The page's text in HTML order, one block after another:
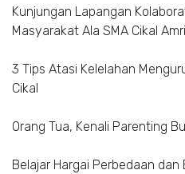
Kunjungan Lapangan
Masyarakat Ala SMA Cikal
3 Tips Atasi Kelelahan
Cikal
Orang Tua, Kenali Parenting
Belajar Hargai Perbedaan dan